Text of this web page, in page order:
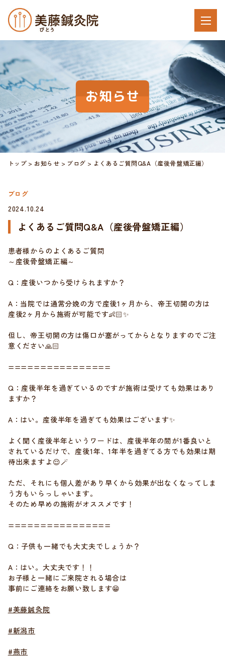
お知らせ
トップ お知らせ ブログ よくあるご質問Q&A（産後骨盤矯正編）
よくあるご質問Q&A（産後骨盤矯正編）
ブログ
2024.10.24
患者様からのよくあるご質問
～産後骨盤矯正編～
Q：産後いつから受けられますか？
A：当院では通常分娩の方で産後1ヶ月から、帝王切開の方は
産後2ヶ月から施術が可能です👶🏻✨
但し、帝王切開の方は傷口が塞がってからとなりますのでご注
意ください🙏🏻
================
Q：産後半年を過ぎているのですが施術は受けても効果はあり
ますか？
A：はい。産後半年を過ぎても効果はございます✨
よく聞く産後半年というワードは、産後半年の間が1番良いと
されているだけで、産後1年、1年半を過ぎてる方でも効果は期
待出来ますよ😌🪄
ただ、それにも個人差があり早くから効果が出なくなってしま
う方もいらっしゃいます。
そのため早めの施術がオススメです！
================
Q：子供も一緒でも大丈夫でしょうか？
A：はい。大丈夫です！！
お子様と一緒にご来院される場合は
事前にご連絡をお願い致します😁
#美藤鍼灸院
#新潟市
#燕市